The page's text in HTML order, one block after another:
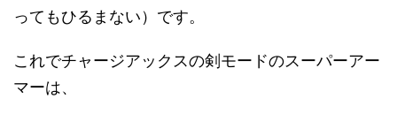
ってもひるまない）です。
これでチャージアックスの剣モードのスーパーアー
マーは、